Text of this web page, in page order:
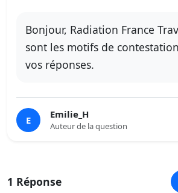
Bonjour, Radiation France
sont les motifs de
vos réponses.
E Emilie_H
Auteur de la question
1 Réponse